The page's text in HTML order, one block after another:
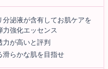
分泌液が含有してお肌ケアを
力強化エッセンス
力が高いと評判
滑らかな肌を目指せ